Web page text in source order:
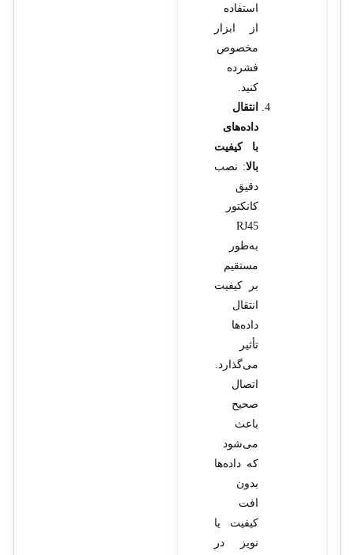
استفاده
از ابزار
مخصوص
فشرده
کنید.
انتقال
داده‌های
با کیفیت
بالا: نصب
دقیق
کانکتور
RJ45
به‌طور
مستقیم
بر کیفیت
انتقال
داده‌ها
تأثیر
می‌گذارد.
اتصال
صحیح
باعث
می‌شود
که داده‌ها
بدون
افت
کیفیت یا
نویز در